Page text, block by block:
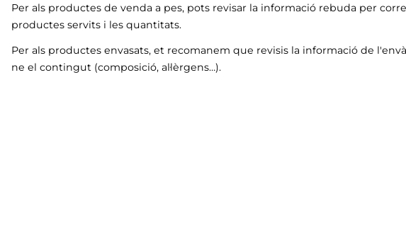
Per als productes de venda a pes, pots revisar la informació rebuda per
productes servits i les quantitats.
Per als productes envasats, et recomanem que revisis la informació de
ne el contingut (composició, al·lèrgens…).